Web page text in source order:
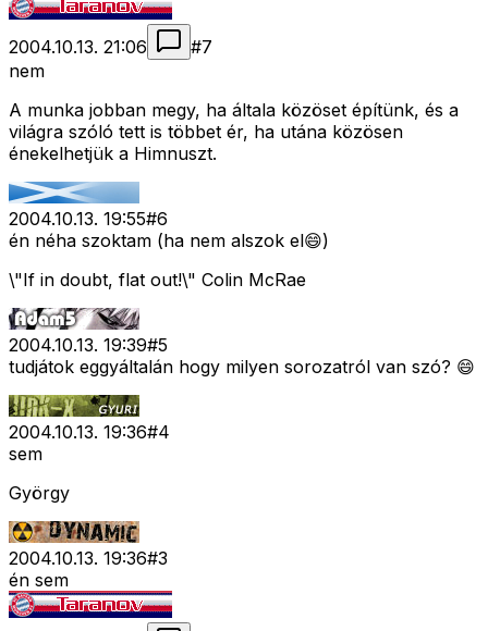
2004.10.13. 21:06 #7
nem
A munka jobban megy, ha általa közöset építünk, és a
világra szóló tett is többet ér, ha utána közösen
énekelhetjük a Himnuszt.
2004.10.13. 19:55#6
én néha szoktam (ha nem alszok el😄)
\"If in doubt, flat out!\" Colin McRae
2004.10.13. 19:39#5
tudjátok eggyáltalán hogy milyen sorozatról van szó? 😄
2004.10.13. 19:36#4
sem
György
2004.10.13. 19:36#3
én sem